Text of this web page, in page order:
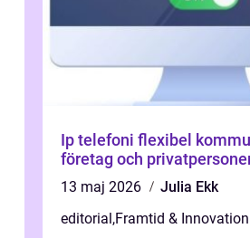
Ip telefoni flexibel kommunikation för
företag och
13 maj 2026
Julia Ekk
editorial,Framtid & Innovation